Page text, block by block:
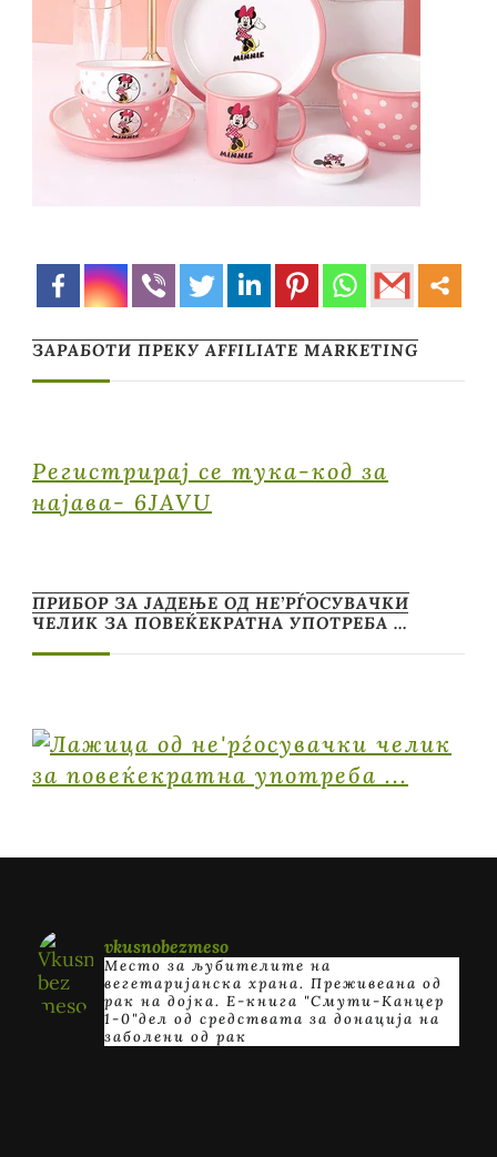
ЗАРАБОТИ ПРЕКУ AFFILIATE MARKETING
Регистрирај се тука-код за
најава- 6JAVU
ПРИБОР ЗА ЈАДЕЊЕ ОД НЕ’РЃОСУВАЧКИ
ЧЕЛИК ЗА ПОВЕЌЕКРАТНА УПОТРЕБА …
vkusnobezmeso
Место за љубителите на
вегетаријанска храна. Преживеана од
рак на дојка. E-книга "Смути-Канцер
1-0"дел од средствата за донација на
заболени од рак